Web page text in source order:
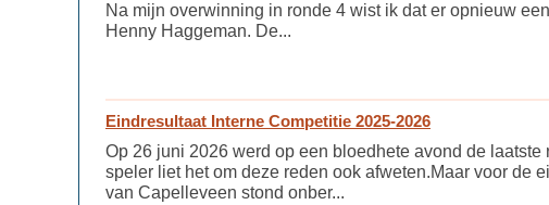
Na mijn overwinning in ronde 4 wist ik dat er opnieuw
Henny Haggeman. De...
Eindresultaat Interne Competitie 2025-2026
Op 26 juni 2026 werd op een bloedhete avond de
speler liet het om deze reden ook afweten.Maar voor de
van Capelleveen stond onber...